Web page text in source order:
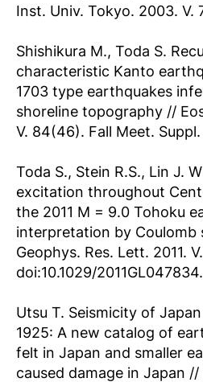
Inst. Univ. Tokyo. 2003. V.
Shishikura M., Toda S.
characteristic Kanto
1703 type earthquakes
shoreline topography //
V. 84(46). Fall Meet.
Toda S., Stein R.S., Lin J.
excitation throughout
the 2011 M = 9.0 Tohoku
interpretation by Coulomb
Geophys. Res. Lett. 2011.
doi:10.1029/2011GL047834.
Utsu T. Seismicity of
1925: A new catalog of
felt in Japan and smaller
caused damage in Japan //